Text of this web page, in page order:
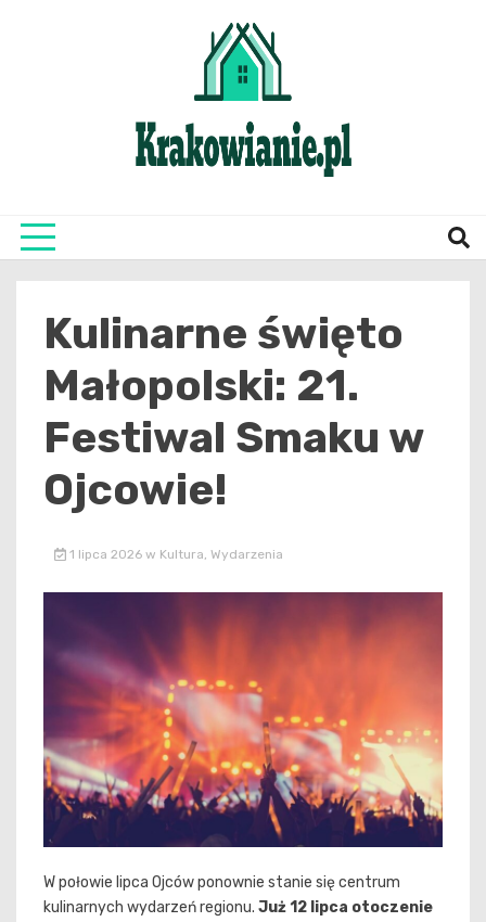
Kulinarne święto
Małopolski: 21.
Festiwal Smaku w
Ojcowie!
1 lipca 2026 w Kultura, Wydarzenia
W połowie lipca Ojców ponownie stanie się centrum
kulinarnych wydarzeń regionu. Już 12 lipca otoczenie